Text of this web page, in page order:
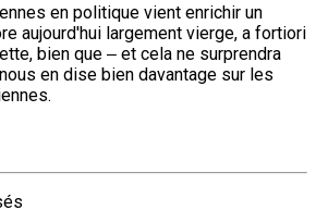
en politique vient enrichir un
aujourd'hui largement vierge, a fortiori
bien que ‒ et cela ne surprendra
en dise bien davantage sur les